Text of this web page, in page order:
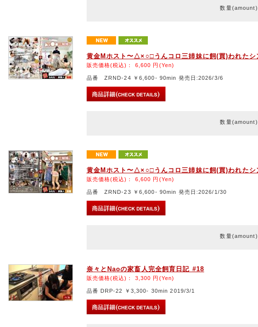
数量
黄金Mホスト〜△×○□うんコロ三姉妹に飼(買)われたシ
販売価格(税込)： 6,600 円(Yen)
品番 ZRND-24 ￥6,600- 90min 発売日:2026/3/6
数量
黄金Mホスト〜△×○□うんコロ三姉妹に飼(買)われたシ
販売価格(税込)： 6,600 円(Yen)
品番 ZRND-23 ￥6,600- 90min 発売日:2026/1/30
数量
奈々とNaoの家畜人完全飼育日記 #18
販売価格(税込)： 3,300 円(Yen)
品番 DRP-22 ￥3,300- 30min 2019/3/1